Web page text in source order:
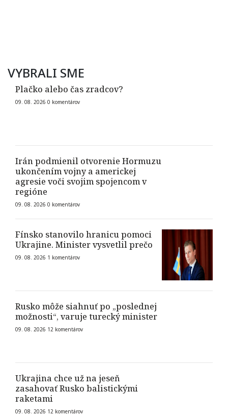
VYBRALI SME
Plačko alebo čas zradcov?
09. 08. 2026 0 komentárov
Irán podmienil otvorenie Hormuzu
ukončením vojny a americkej
agresie voči svojim spojencom v
regióne
09. 08. 2026 0 komentárov
Fínsko stanovilo hranicu pomoci
Ukrajine. Minister vysvetlil prečo
09. 08. 2026 1 komentárov
Rusko môže siahnuť po „poslednej
možnosti“, varuje turecký minister
09. 08. 2026 12 komentárov
Ukrajina chce už na jeseň
zasahovať Rusko balistickými
raketami
09. 08. 2026 12 komentárov